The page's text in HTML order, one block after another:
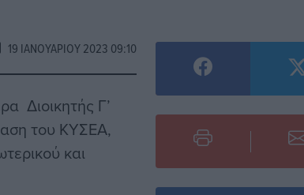
19 ΙΑΝΟΥΑΡΊΟΥ 2023 09:10
Διοικητής Γ’
του ΚΥΣΕΑ,
και